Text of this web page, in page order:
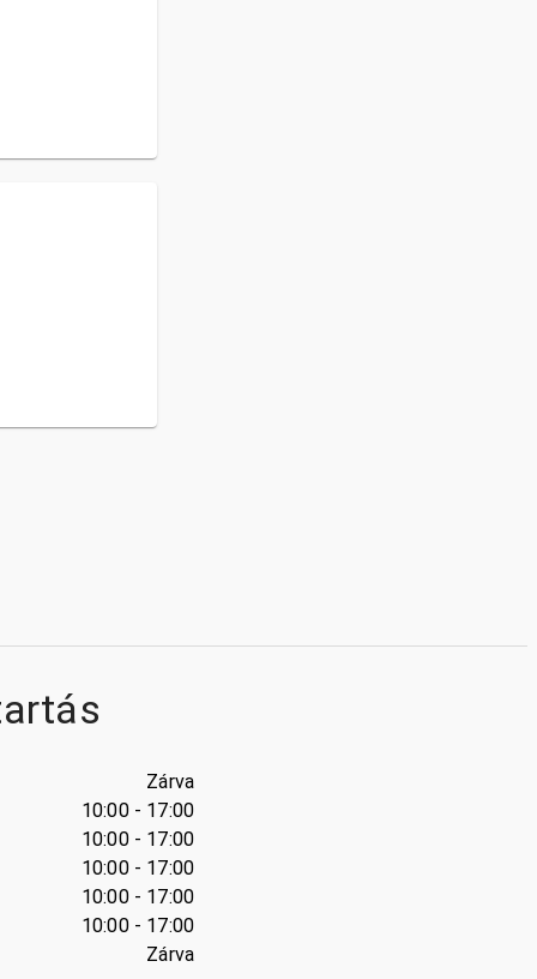
Zárva
10:00 - 17:00
10:00 - 17:00
10:00 - 17:00
10:00 - 17:00
10:00 - 17:00
Zárva